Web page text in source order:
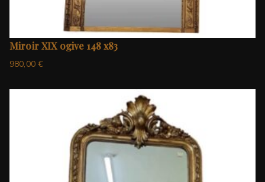
Miroir XIX ogive 148 x83
980,00€